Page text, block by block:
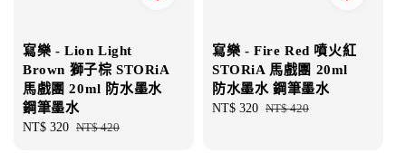
寫樂 - Lion Light
Brown 獅子棕 STORiA
馬戲團 20ml 防水墨水
鋼筆墨水
Sale
NT$ 320 Regular
NT$ 420
寫樂 - Fire Red 噴火紅
STORiA 馬戲團 20ml
防水墨水 鋼筆墨水
Sale
NT$ 320 Regular
NT$ 420